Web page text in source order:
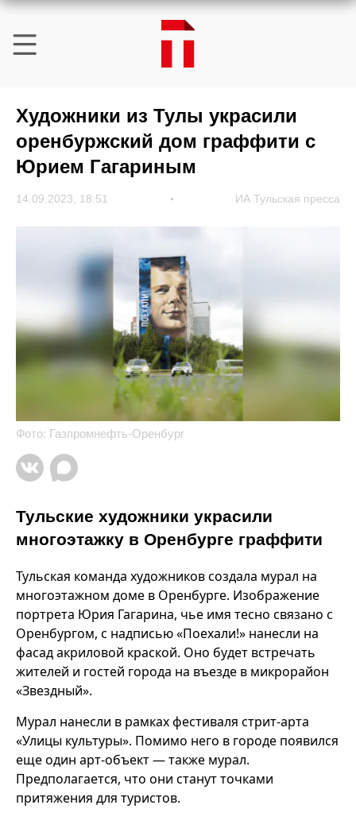
Художники из Тулы украсили
оренбуржский дом граффити с
Юрием Гагариным
14.09.2023, 18:51 ИА Тульская пресса
Фото: Газпромнефть-Оренбург
Тульские художники украсили
многоэтажку в Оренбурге граффити
Тульская команда художников создала мурал на
многоэтажном доме в Оренбурге. Изображение
портрета Юрия Гагарина, чье имя тесно связано с
Оренбургом, с надписью «Поехали!» нанесли на
фасад акриловой краской. Оно будет встречать
жителей и гостей города на въезде в микрорайон
«Звездный».
Мурал нанесли в рамках фестиваля стрит-арта
«Улицы культуры». Помимо него в городе появился
еще один арт-объект — также мурал.
Предполагается, что они станут точками
притяжения для туристов.